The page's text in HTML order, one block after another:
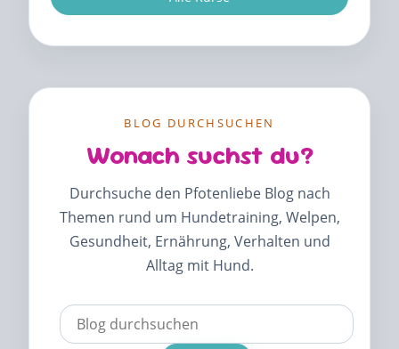
BLOG DURCHSUCHEN
Wonach suchst du?
Durchsuche den Pfotenliebe Blog nach
Themen rund um Hundetraining, Welpen,
Gesundheit, Ernährung, Verhalten und
Alltag mit Hund.